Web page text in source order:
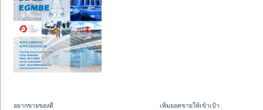
อยากขายของดี
เพิ่มยอดขายให้เข้าเป้า